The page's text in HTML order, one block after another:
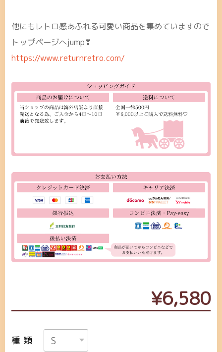
他にもレトロ感あふれる可愛い商品を集めていますので
トップページへjump❣
https://www.returnretro.com/
¥6,580
種類